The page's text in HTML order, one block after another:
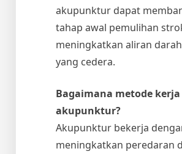
akupunktur dapat
tahap awal pemulihan
meningkatkan aliran
yang cedera.
Bagaimana metode kerja
akupunktur?
Akupunktur bekerja
meningkatkan peredaran